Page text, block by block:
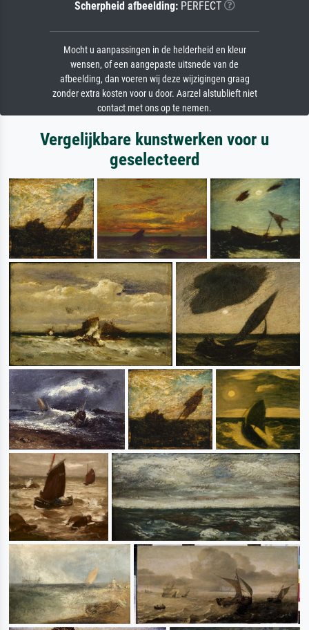
Scherpheid afbeelding:PERFECT
Mocht u aanpassingen in de helderheid en kleur
wensen, of een aangepaste uitsnede van de
afbeelding, dan voeren wij deze wijzigingen graag
zonder extra kosten voor u door. Aarzel alstublieft niet
contact met ons op te nemen.
Vergelijkbare kunstwerken voor u
geselecteerd